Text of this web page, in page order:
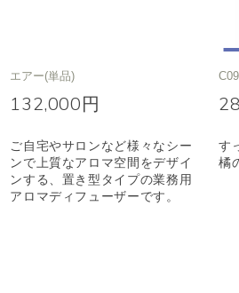
エアー(単品)
132,000円
ご自宅やサロンなど様々なシー
ンで上質なアロマ空間をデザイ
ンする、置き型タイプの業務用
アロマディフューザーです。
す
橘